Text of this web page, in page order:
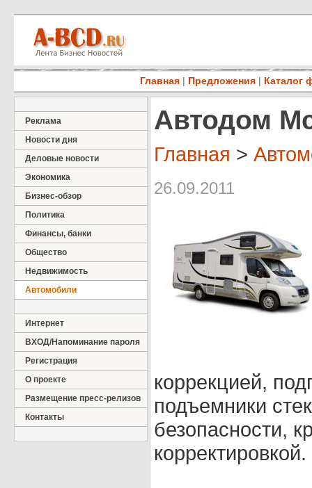
Главная | Предложения | Каталог
Реклама
Новости дня
Деловые новости
Экономика
Бизнес-обзор
Политика
Финансы, банки
Общество
Недвижимость
Автомобили
Интернет
ВХОД/Напоминание пароля
Регистрация
О проекте
Размещение пресс-релизов
Контакты
Автодом
Главная >
26.09.2011
коррекцией,
подъемники
безопасности,
корректировкой.